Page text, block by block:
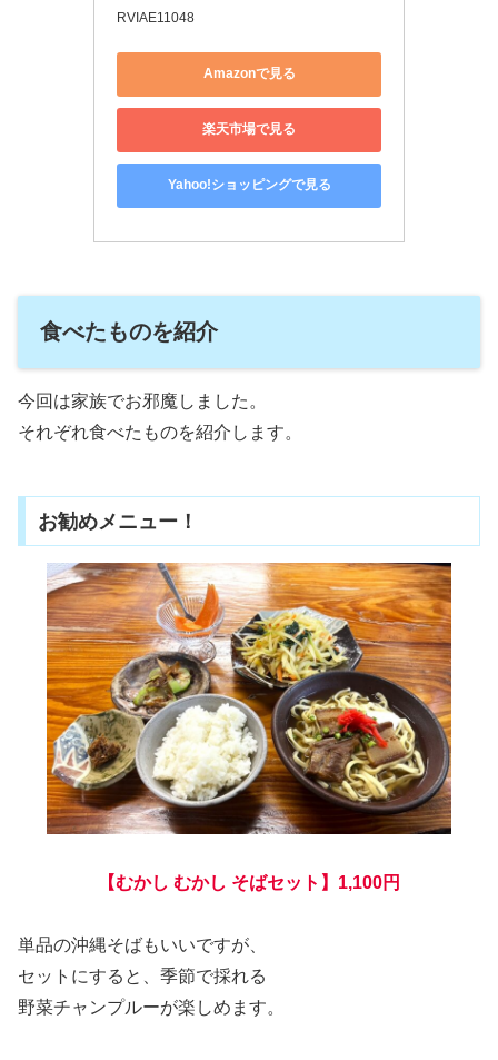
RVIAE11048
Amazonで見る
楽天市場で見る
Yahoo!ショッピングで見る
食べたものを紹介
今回は家族でお邪魔しました。
それぞれ食べたものを紹介します。
お勧めメニュー！
【むかし むかし そばセット】1,100円
単品の沖縄そばもいいですが、
セットにすると、季節で採れる
野菜チャンプルーが楽しめます。